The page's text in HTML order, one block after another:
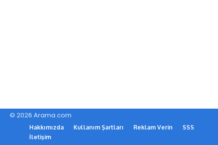
© 2026 Arama.com
Hakkımızda Kullanım Şartları Reklam Verin
SSS
İletişim